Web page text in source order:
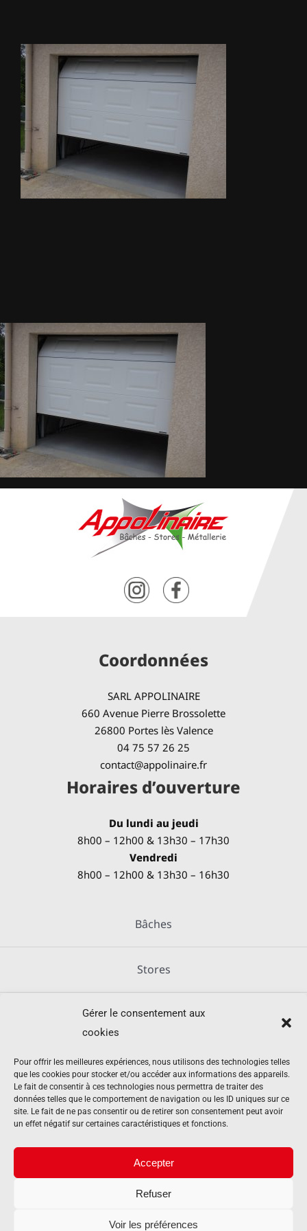
Gérer le consentement aux
cookies
Pour offrir les meilleures expériences, nous utilisons des technologies telles
que les cookies pour stocker et/ou accéder aux informations des appareils.
Le fait de consentir à ces technologies nous permettra de traiter des
données telles que le comportement de navigation ou les ID uniques sur ce
site. Le fait de ne pas consentir ou de retirer son consentement peut avoir
un effet négatif sur certaines caractéristiques et fonctions.
Accepter
Refuser
Voir les préférences
METALLERIE
ÉQUIPEMENTS AGRICOLES
CONTACT
Coordonnées
SARL APPOLINAIRE
660 Avenue Pierre Brossolette
26800 Portes lès Valence
04 75 57 26 25
contact@appolinaire.fr
Horaires d’ouverture
Du lundi au jeudi
8h00 – 12h00 & 13h30 – 17h30
Vendredi
8h00 – 12h00 & 13h30 – 16h30
Bâches
Stores
Métallerie
Équipements agricoles
Mentions légales
Politique de cookies (UE)
Contact